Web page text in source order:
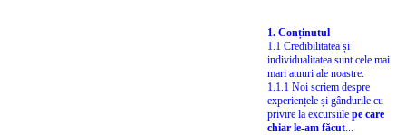
1. Conținutul
1.1 Credibilitatea și
individualitatea sunt cele mai
mari atuuri ale noastre.
1.1.1 Noi scriem despre
experiențele și gândurile cu
privire la excursiile pe care
chiar le-am făcut